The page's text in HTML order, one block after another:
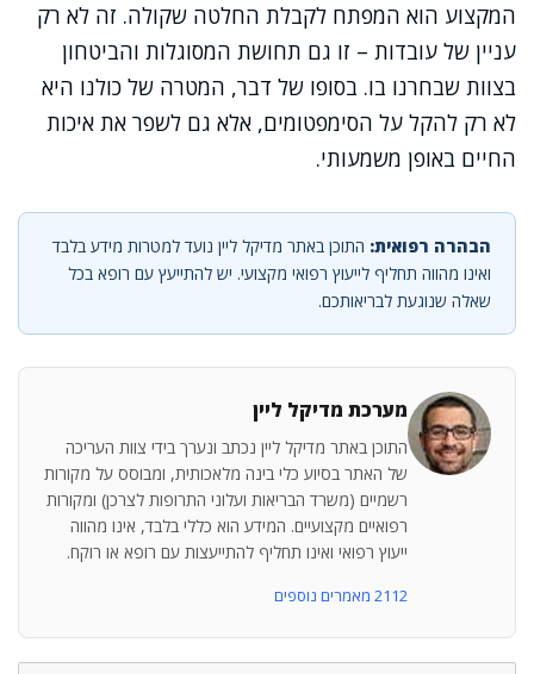
המקצוע הוא המפתח לקבלת החלטה שקולה. זה לא רק
עניין של עובדות – זו גם תחושת המסוגלות והביטחון
בצוות שבחרנו בו. בסופו של דבר, המטרה של כולנו היא
לא רק להקל על הסימפטומים, אלא גם לשפר את איכות
החיים באופן משמעותי.
הבהרה רפואית: התוכן באתר מדיקל ליין נועד למטרות מידע בלבד
ואינו מהווה תחליף לייעוץ רפואי מקצועי. יש להתייעץ עם רופא בכל
שאלה שנוגעת לבריאותכם.
מערכת מדיקל ליין
התוכן באתר מדיקל ליין נכתב ונערך בידי צוות העריכה
של האתר בסיוע כלי בינה מלאכותית, ומבוסס על מקורות
רשמיים (משרד הבריאות ועלוני התרופות לצרכן) ומקורות
רפואיים מקצועיים. המידע הוא כללי בלבד, אינו מהווה
ייעוץ רפואי ואינו תחליף להתייעצות עם רופא או רוקח.
2112 מאמרים נוספים